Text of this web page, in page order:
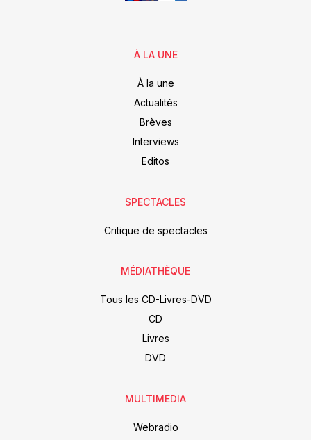
À LA UNE
À la une
Actualités
Brèves
Interviews
Editos
SPECTACLES
Critique de spectacles
MÉDIATHÈQUE
Tous les CD-Livres-DVD
CD
Livres
DVD
MULTIMEDIA
Webradio